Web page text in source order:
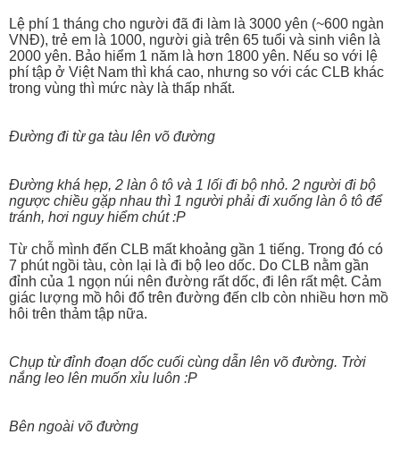
Lệ phí 1 tháng cho người đã đi làm là 3000 yên (~600 ngàn
VNĐ), trẻ em là 1000, người già trên 65 tuổi và sinh viên là
2000 yên. Bảo hiểm 1 năm là hơn 1800 yên. Nếu so với lệ
phí tập ở Việt Nam thì khá cao, nhưng so với các CLB khác
trong vùng thì mức này là thấp nhất.
Đường đi từ ga tàu lên võ đường
Đường khá hẹp, 2 làn ô tô và 1 lối đi bộ nhỏ. 2 người đi bộ
ngược chiều gặp nhau thì 1 người phải đi xuống làn ô tô để
tránh, hơi nguy hiểm chút :P
Từ chỗ mình đến CLB mất khoảng gần 1 tiếng. Trong đó có
7 phút ngồi tàu, còn lại là đi bộ leo dốc. Do CLB nằm gần
đỉnh của 1 ngọn núi nên đường rất dốc, đi lên rất mệt. Cảm
giác lượng mồ hôi đổ trên đường đến clb còn nhiều hơn mồ
hôi trên thảm tập nữa.
Chụp từ đỉnh đoạn dốc cuối cùng dẫn lên võ đường. Trời
nắng leo lên muốn xỉu luôn :P
Bên ngoài võ đường